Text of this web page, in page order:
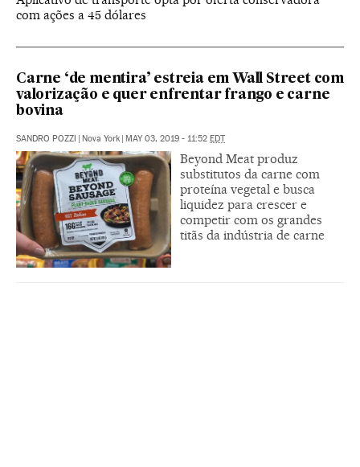
com ações a 45 dólares
Carne ‘de mentira’ estreia em Wall Street com
valorização e quer enfrentar frango e carne
bovina
SANDRO POZZI Nova York MAY 03, 2019 - 11:52 EDT
Beyond Meat produz
substitutos da carne com
proteína vegetal e busca
liquidez para crescer e
competir com os grandes
titãs da indústria de carne